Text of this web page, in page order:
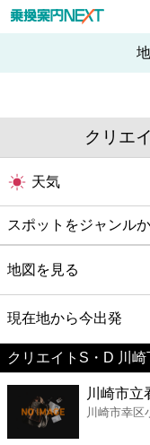
クリエ
天気
スポットをジャンル
グルメ
映画
美容
コンビニ
地図を見る
現在地から今出発
クリエイトS・D 川
川崎市立
川崎市幸区